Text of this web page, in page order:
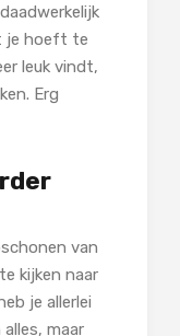
je hoeft te
leuk vindt,
Erg
van
kijken naar
je allerlei
maar